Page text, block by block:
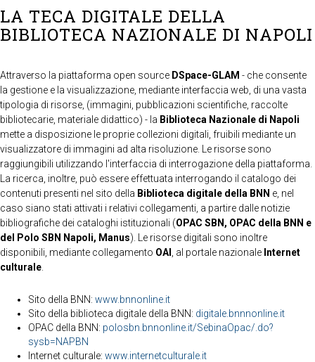
LA TECA DIGITALE DELLA
BIBLIOTECA NAZIONALE DI NAPOLI
Attraverso la piattaforma open source DSpace-GLAM - che consente
la gestione e la visualizzazione, mediante interfaccia web, di una vasta
tipologia di risorse, (immagini, pubblicazioni scientifiche, raccolte
bibliotecarie, materiale didattico) - la Biblioteca Nazionale di Napoli
mette a disposizione le proprie collezioni digitali, fruibili mediante un
visualizzatore di immagini ad alta risoluzione. Le risorse sono
raggiungibili utilizzando l'interfaccia di interrogazione della piattaforma.
La ricerca, inoltre, può essere effettuata interrogando il catalogo dei
contenuti presenti nel sito della Biblioteca digitale della BNN e, nel
caso siano stati attivati i relativi collegamenti, a partire dalle notizie
bibliografiche dei cataloghi istituzionali (OPAC SBN, OPAC della BNN e
del Polo SBN Napoli, Manus). Le risorse digitali sono inoltre
disponibili, mediante collegamento OAI , al portale nazionale Internet
culturale
Sito della BNN: www.bnnonline.it
Sito della biblioteca digitale della BNN: digitale.bnnnonline.it
OPAC della BNN: polosbn.bnnonline.it/SebinaOpac/.do?
sysb=NAPBN
Internet culturale: www.internetculturale.it